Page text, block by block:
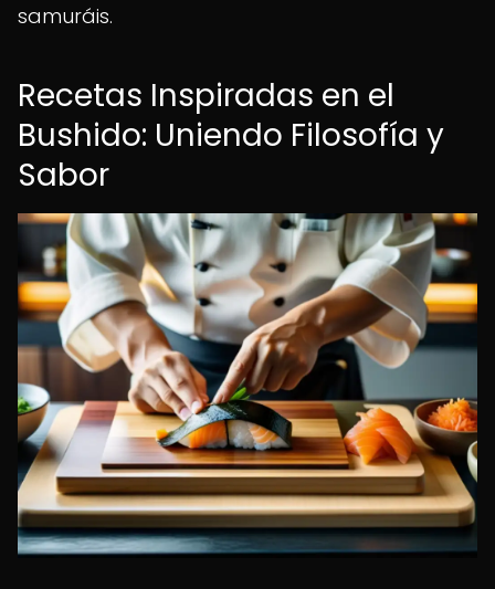
samuráis.
Recetas Inspiradas en el
Bushido: Uniendo Filosofía y
Sabor